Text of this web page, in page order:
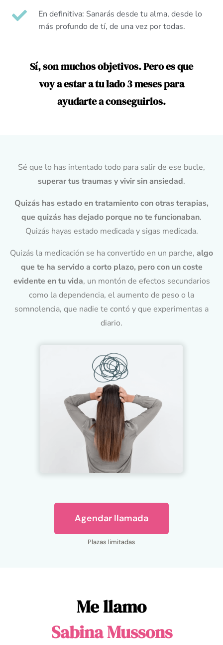
En definitiva: Sanarás desde tu alma, desde lo
más profundo de tí, de una vez por todas.
Sí, son muchos objetivos. Pero es que
voy a estar a tu lado 3 meses para
ayudarte a conseguirlos.
Sé que lo has intentado todo para salir de ese bucle,
superar tus traumas y vivir sin ansiedad.
Quizás has estado en tratamiento con otras terapias,
que quizás has dejado porque no te funcionaban.
Quizás hayas estado medicada y sigas medicada.
Quizás la medicación se ha convertido en un parche, algo
que te ha servido a corto plazo, pero con un coste
evidente en tu vida, un montón de efectos secundarios
como la dependencia, el aumento de peso o la
somnolencia, que nadie te contó y que experimentas a
diario.
Agendar llamada
Plazas limitadas
Me llamo
Sabina Mussons